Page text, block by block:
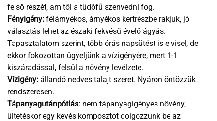
felső részét, amitől a tüdőfű szenvedni fog.
Fényigény: félárnyékos, árnyékos kertrészbe rakjuk, jó
választás lehet az északi fekvésű évelő ágyás.
Tapasztalatom szerint, több órás napsütést is elvisel, de
ekkor fokozottan ügyeljünk a vízigényére, mert 1-1
kiszáradással, felsül a növény levélzete.
Vízigény: állandó nedves talajt szeret. Nyáron öntözzük
rendszeresen.
Tápanyagutánpótlás: nem tápanyagigényes növény,
ültetéskor egy kevés komposztot dolgozzunk be az